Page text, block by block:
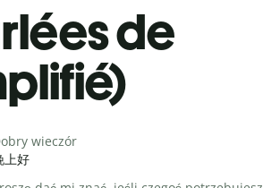
de
wieczór
上好